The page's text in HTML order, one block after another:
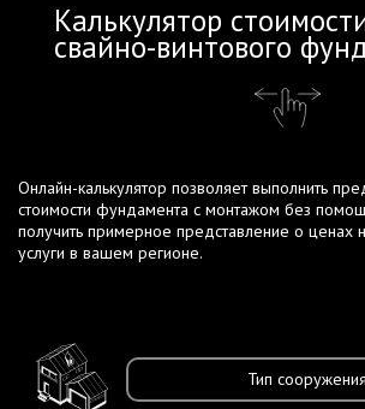
Калькулятор
свайно-винтового
Онлайн-калькулятор позволяет выполнить
стоимости фундамента с монтажом без
получить примерное представление о ценах
услуги в вашем регионе.
Тип сооружения